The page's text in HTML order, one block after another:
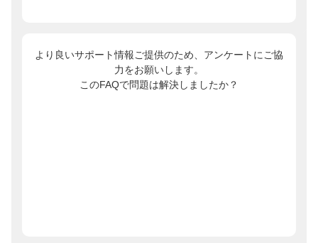
より良いサポート情報ご提供のため、アンケートにご協
力をお願いします。
このFAQで問題は解決しましたか？